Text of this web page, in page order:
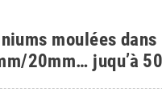
moulées
20mm… juqu’à